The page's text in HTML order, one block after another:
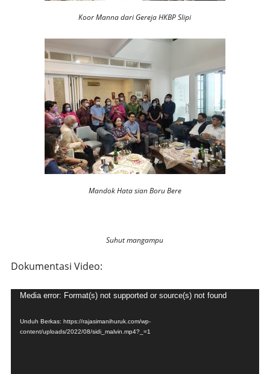
Koor Manna dari Gereja HKBP Slipi
Mandok Hata sian Boru Bere
Suhut mangampu
Dokumentasi Video:
Pemutar
Media error: Format(s) not supported or source(s) not found
Unduh Berkas: https://rajasimanihuruk.com/wp-
content/uploads/2022/08/sidi_malvin.mp4?_=1